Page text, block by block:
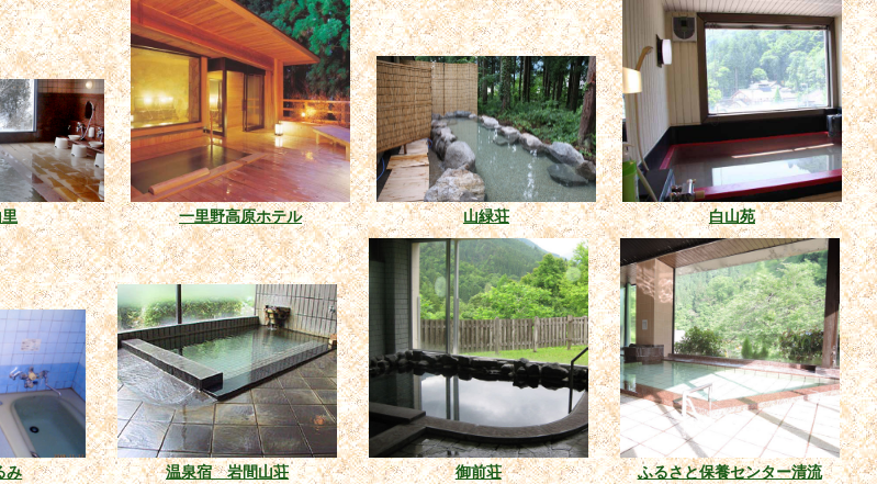
一里野高原ホテル 山緑荘 白山苑
み 温泉宿 岩間山荘 御前荘 ふるさと保養センター清流